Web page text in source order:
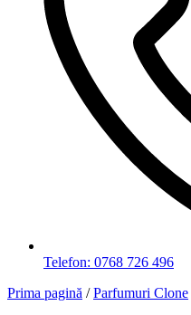
Telefon: 0768 726 496
Prima pagină /Parfumuri Clone